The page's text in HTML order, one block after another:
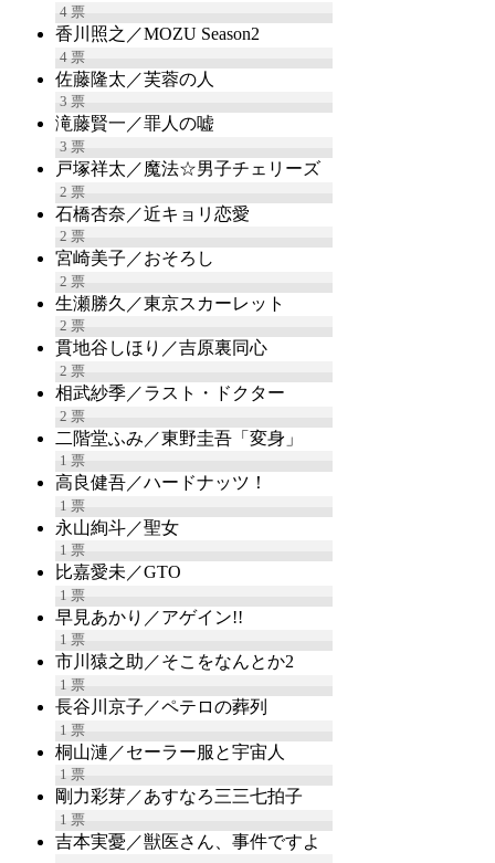
4 票
香川照之／MOZU Season2
4 票
佐藤隆太／芙蓉の人
3 票
滝藤賢一／罪人の嘘
3 票
戸塚祥太／魔法☆男子チェリーズ
2 票
石橋杏奈／近キョリ恋愛
2 票
宮崎美子／おそろし
2 票
生瀬勝久／東京スカーレット
2 票
貫地谷しほり／吉原裏同心
2 票
相武紗季／ラスト・ドクター
2 票
二階堂ふみ／東野圭吾「変身」
1 票
高良健吾／ハードナッツ！
1 票
永山絢斗／聖女
1 票
比嘉愛未／GTO
1 票
早見あかり／アゲイン!!
1 票
市川猿之助／そこをなんとか2
1 票
長谷川京子／ペテロの葬列
1 票
桐山漣／セーラー服と宇宙人
1 票
剛力彩芽／あすなろ三三七拍子
1 票
吉本実憂／獣医さん、事件ですよ